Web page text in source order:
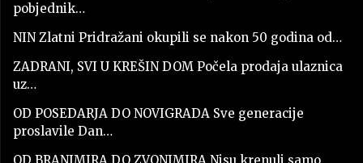
pobjednik…
NIN Zlatni Pridražani okupili se nakon 50 godina od…
ZADRANI, SVI U KREŠIN DOM Počela prodaja ulaznica
uz…
OD POSEDARJA DO NOVIGRADA Sve generacije
proslavile Dan…